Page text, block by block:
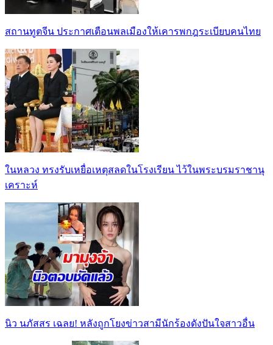
สถานทูตจีน ประกาศเตือนพลเมืองให้เคารพกฎระเบียบคนไทย
ในหลวง ทรงรับเหยื่อเหตุสลดในโรงเรียน ไว้ในพระบรมราชานุ
เคราะห์
นิว นภัสสร เฉลย! หลังถูกโยงข่าวสามีนักร้องดังปันใจสาวอื่น